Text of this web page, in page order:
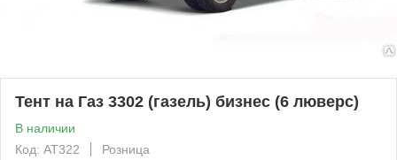
Тент на Газ 3302 (газель) бизнес (6 люверс)
В наличии
Код: AT322
Розница